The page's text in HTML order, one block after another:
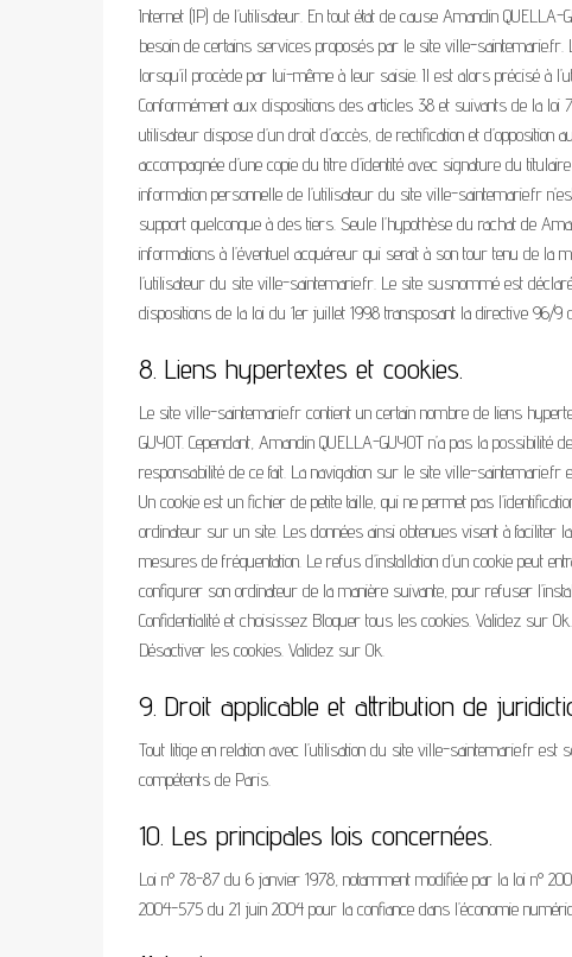
Internet (IP) de l’utilisateur. En tout état de cause Amandin
besoin de certains services proposés par le site ville-saintemarie.fr.
lorsqu’il procède par lui-même à leur saisie. Il est alors précisé à
Conformément aux dispositions des articles 38 et suivants de la
utilisateur dispose d’un droit d’accès, de rectification et
accompagnée d’une copie du titre d’identité avec signature du
information personnelle de l’utilisateur du site ville-saintemarie.fr
support quelconque à des tiers. Seule l’hypothèse du rachat de
informations à l’éventuel acquéreur qui serait à son tour tenu de la
l’utilisateur du site ville-saintemarie.fr. Le site susnommé est
dispositions de la loi du 1er juillet 1998 transposant la directive 96/
8. Liens hypertextes et cookies.
Le site ville-saintemarie.fr contient un certain nombre de liens
GUYOT. Cependant, Amandin QUELLA-GUYOT n’a pas la
responsabilité de ce fait. La navigation sur le site ville-saintemarie.fr
Un cookie est un fichier de petite taille, qui ne permet pas
ordinateur sur un site. Les données ainsi obtenues visent à faciliter
mesures de fréquentation. Le refus d’installation d’un cookie peut
configurer son ordinateur de la manière suivante, pour refuser
Confidentialité et choisissez Bloquer tous les cookies. Validez sur
Désactiver les cookies. Validez sur Ok.
9. Droit applicable et attribution de
Tout litige en relation avec l’utilisation du site ville-saintemarie.fr
compétents de Paris.
10. Les principales lois concernées.
Loi n° 78-87 du 6 janvier 1978, notamment modifiée par la loi n°
2004-575 du 21 juin 2004 pour la confiance dans l’économie